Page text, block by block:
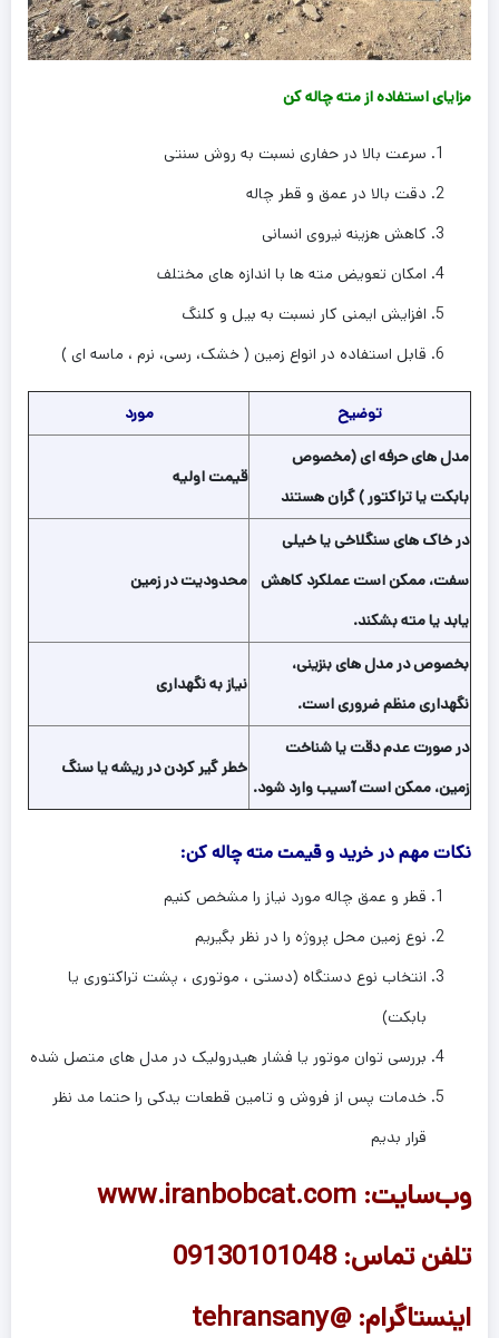
مزایای استفاده از مته چاله کن
سرعت بالا در حفاری نسبت به روش سنتی
دقت بالا در عمق و قطر چاله
کاهش هزینه نیروی انسانی
امکان تعویض مته ها با اندازه های مختلف
افزایش ایمنی کار نسبت به بیل و کلنگ
قابل استفاده در انواع زمین ( خشک، رسی، نرم ، ماسه ای )
توضیح
مورد
مدل های حرفه ای (مخصوص
بابکت یا تراکتور ) گران هستند
قیمت اولیه
در خاک های سنگلاخی یا خیلی
سفت، ممکن است عملکرد کاهش
یابد یا مته بشکند.
محدودیت در زمین
بخصوص در مدل های بنزینی،
نگهداری منظم ضروری است.
نیاز به نگهداری
در صورت عدم دقت یا شناخت
زمین، ممکن است آسیب وارد شود.
خطر گیر کردن در ریشه یا سنگ
نکات مهم در خرید و قیمت مته چاله کن:
قطر و عمق چاله مورد نیاز را مشخص کنیم
نوع زمین محل پروژه را در نظر بگیریم
انتخاب نوع دستگاه (دستی ، موتوری ، پشت تراکتوری یا
بابکت)
بررسی توان موتور یا فشار هیدرولیک در مدل های متصل شده
خدمات پس از فروش و تامین قطعات یدکی را حتما مد نظر
قرار بدیم
وب‌سایت: www.iranbobcat.com
تلفن تماس: 09130101048
اینستاگرام: @tehransany